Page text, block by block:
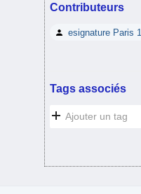
Contributeurs
esignature Paris 1
Tags associés